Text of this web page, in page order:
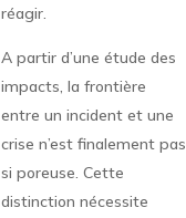
réagir.
A partir d’une étude des
impacts, la frontière
entre un incident et une
crise n’est finalement pas
si poreuse. Cette
distinction nécessite